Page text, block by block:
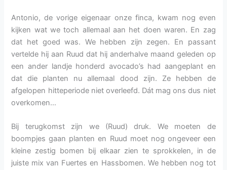
Antonio, de vorige eigenaar onze finca, kwam nog even
kijken wat we toch allemaal aan het doen waren. En zag
dat het goed was. We hebben zijn zegen. En passant
vertelde hij aan Ruud dat hij anderhalve maand geleden op
een ander landje honderd avocado’s had aangeplant en
dat die planten nu allemaal dood zijn. Ze hebben de
afgelopen hitteperiode niet overleefd. Dát mag ons dus niet
overkomen…
Bij terugkomst zijn we (Ruud) druk. We moeten de
boompjes gaan planten en Ruud moet nog ongeveer een
kleine zestig bomen bij elkaar zien te sprokkelen, in de
juiste mix van Fuertes en Hassbomen. We hebben nog tot